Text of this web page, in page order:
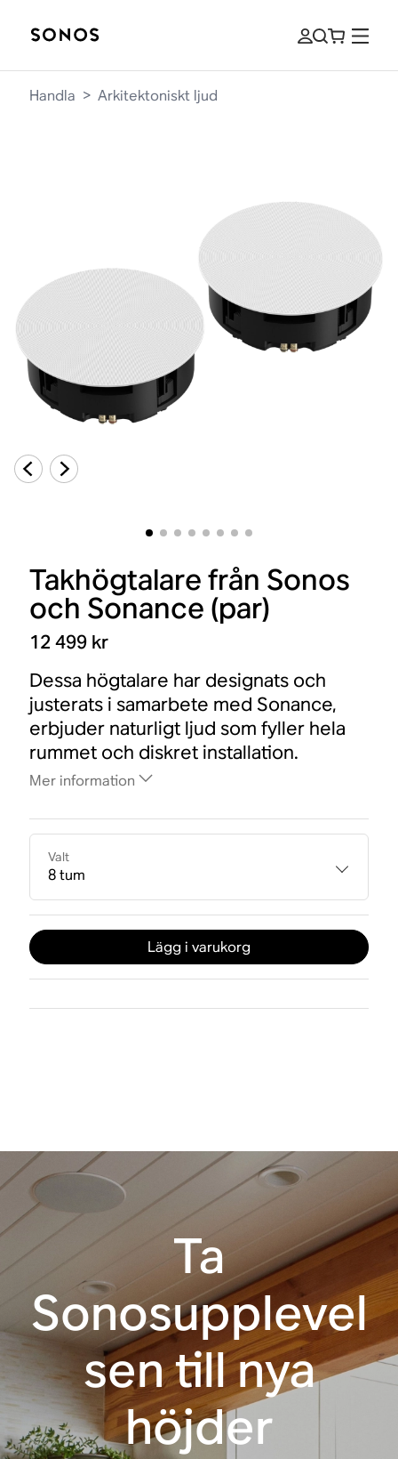
Handla > Arkitektoniskt ljud
Takhögtalare från Sonos
och Sonance (par)
12 499 kr
Dessa högtalare har designats och
justerats i samarbete med Sonance,
erbjuder naturligt ljud som fyller hela
rummet och diskret installation.
Mer information
Valt
8 tum
Lägg i varukorg
Ta
Sonosupplevel
sen till nya
höjder